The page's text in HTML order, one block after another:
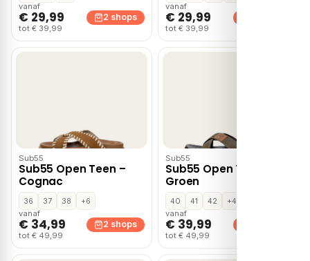
vanaf
€ 29,99
tot € 39,99
2 shops
vanaf
€ 29,99
tot € 39,99
Sub55
Sub55 Open Teen –
Cognac
36 37 38
+6
vanaf
€ 34,99
tot € 49,99
2 shops
Sub55
Sub55 Open Teen –
Groen
40 41 42
+4
vanaf
€ 39,99
tot € 49,99